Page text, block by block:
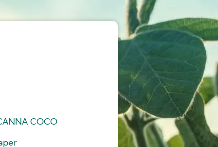
COCO